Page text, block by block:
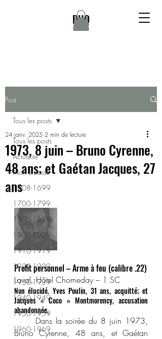
DHQ
Post
Tous les posts
Actualité
Non élucidé
1608-1699
1700-1799
1800-1899
1900-1909
1910-1919
1920-1929
1930-1939
1940-1949
1950-1959
1960-1969
Tous les posts
1973, 8 juin – Bruno Cyrenne,
48 ans; et Gaétan Jacques, 27
ans
24 janv. 2025 2 min de lecture
Profit personnel – Arme à feu (calibre .22)
Laval, Hôtel Chomeday – 1 SC
Non élucidé. Yves Poulin, 31 ans, acquitté; et
Jacques « Coco » Montmorency, accusation
abandonnée.
Bruno Cyrenne, 48 ans, et Gaétan